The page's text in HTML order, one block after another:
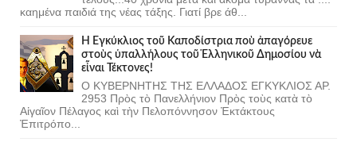
καημένα παιδιά της νέας τάξης. Γιατί βρε άθ...
Ἡ Ἐγκύκλιος τοῦ Καποδίστρια ποὺ ἀπαγόρευε
στοὺς ὑπαλλήλους τοῦ Ἑλληνικοῦ Δημοσίου νὰ
εἶναι Τέκτονες!
Ο ΚΥΒΕΡΝΗΤΗΣ ΤΗΣ ΕΛΛΑΔΟΣ ΕΓΚΥΚΛΙΟΣ ΑΡ.
2953 Πρὸς τὸ Πανελλήνιον Πρὸς τοὺς κατὰ τὸ
Αἰγαῖον Πέλαγος καὶ τὴν Πελοπόννησον Ἐκτάκτους
Ἐπιτρόπο...